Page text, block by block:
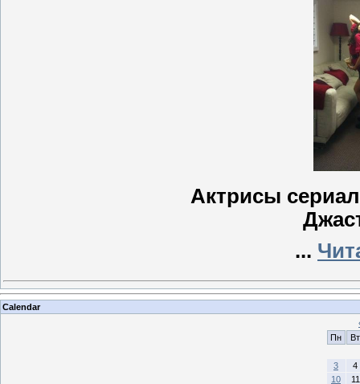
Актрисы
...
Calendar
Пн
Вт
3
4
10
11